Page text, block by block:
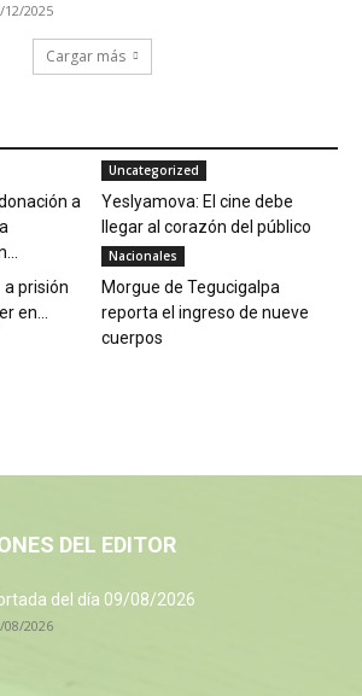
12/2025
Cargar más
a
Uncategorized
Yeslyamova: El cine debe
llegar al corazón del público
a prisión
en...
Nacionales
Morgue de Tegucigalpa
reporta el ingreso de nueve
cuerpos
DEL EDITOR
del día 09/08/2026
08/2026